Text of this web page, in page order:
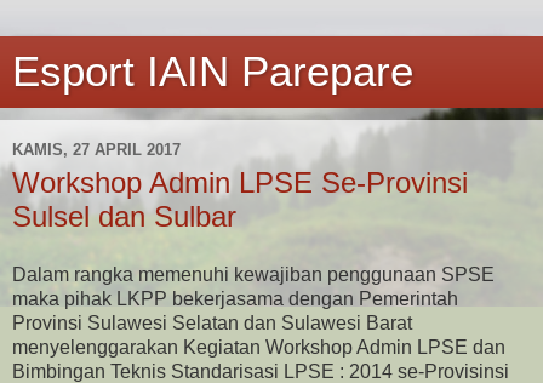
Esport IAIN Parepare
KAMIS, 27 APRIL 2017
Workshop Admin LPSE Se-Provinsi
Sulsel dan Sulbar
Dalam rangka memenuhi kewajiban penggunaan SPSE
maka pihak LKPP bekerjasama dengan Pemerintah
Provinsi Sulawesi Selatan dan Sulawesi Barat
menyelenggarakan Kegiatan Workshop Admin LPSE dan
Bimbingan Teknis Standarisasi LPSE : 2014 se-Provisinsi